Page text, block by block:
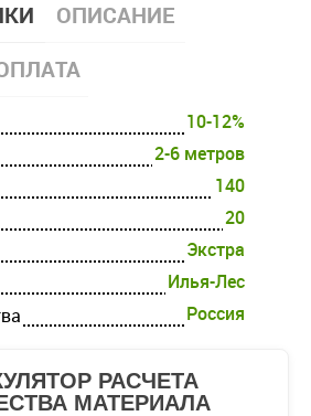
ОПИСАНИЕ
10-12%
2-6 метров
140
20
Экстра
Илья-Лес
Россия
РАСЧЕТА
МАТЕРИАЛА